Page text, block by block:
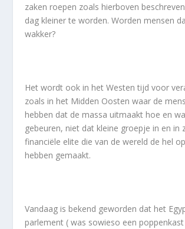
zaken roepen zoals hierboven
dag kleiner te worden. Worden mensen
wakker?
Het wordt ook in het Westen tijd voor
zoals in het Midden Oosten waar de
hebben dat de massa uitmaakt hoe en
gebeuren, niet dat kleine groepje in en in
financiële elite die van de wereld de hel
hebben gemaakt.
Vandaag is bekend geworden dat het
parlement ( was sowieso een